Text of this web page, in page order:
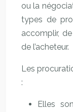
ou la
types de
accomplir,
de l’acheteur.
Les
:
Elles